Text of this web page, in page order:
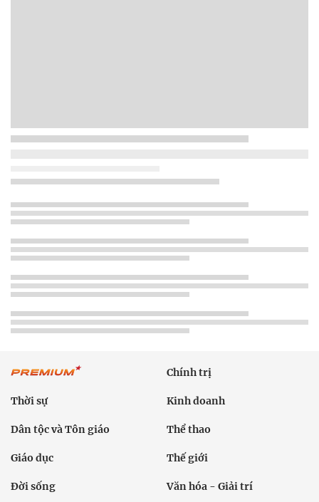
Chính trị
Thời sự Kinh doanh
Dân tộc và Tôn giáo Thể thao
Giáo dục Thế giới
Đời sống Văn hóa - Giải trí